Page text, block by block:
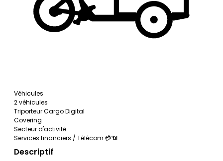
Véhicules
2 véhicules
Triporteur Cargo Digital
Covering
Secteur d'activité
Services financiers / Télécom 💳📶
Descriptif